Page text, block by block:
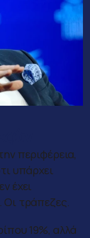
περιφέρεια,
υπάρχει
έχει
Οι τράπεζες.
19%, αλλά